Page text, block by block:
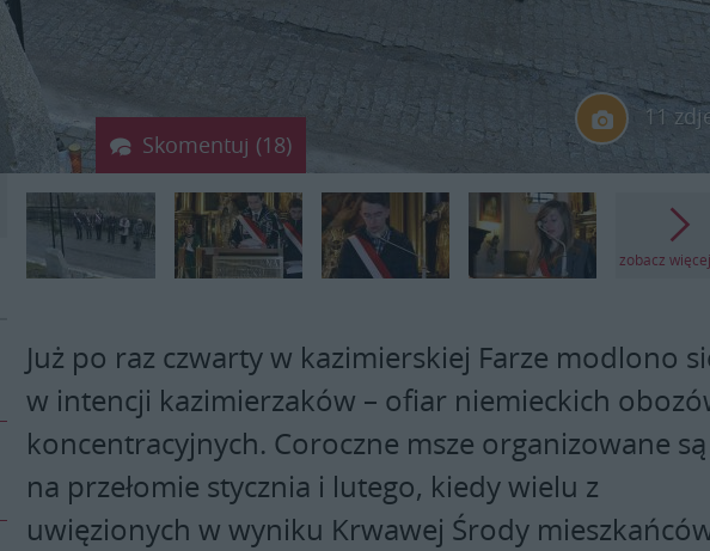
11
Skomentuj (18)
zobacz więcej
Już po raz czwarty w kazimierskiej Farze modlono
w intencji kazimierzaków – ofiar niemieckich
koncentracyjnych. Coroczne msze organizowane są
na przełomie stycznia i lutego, kiedy wielu z
uwięzionych w wyniku Krwawej Środy